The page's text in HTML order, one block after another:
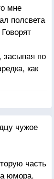
мне
полсвета
засыпая по
как
чужое
часть
юмора.